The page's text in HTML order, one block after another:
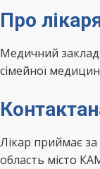
Про
Медичний
сімейної
Лікар приймає
область місто